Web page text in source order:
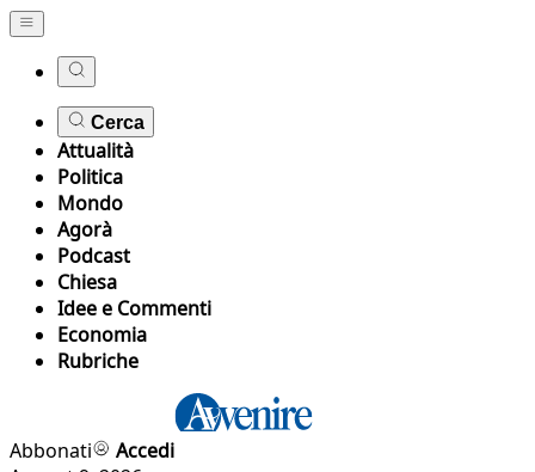
Cerca
Attualità
Politica
Mondo
Agorà
Podcast
Chiesa
Idee e Commenti
Economia
Rubriche
Abbonati
Accedi